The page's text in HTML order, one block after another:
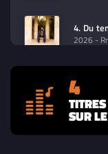
4. Du
2026 -
4
SUR